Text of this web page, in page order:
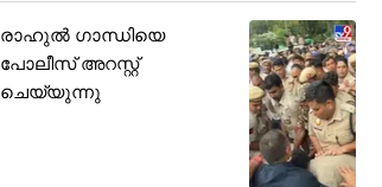
രാഹുൽ ഗാന്ധിയെ
പോലീസ് അറസ്റ്റ്
ചെയ്യുന്നു